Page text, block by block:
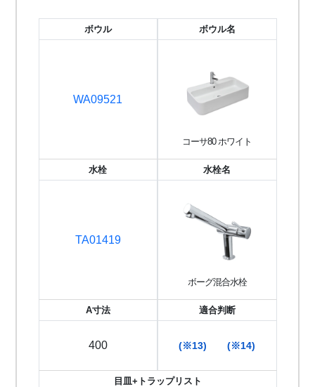
ボウル
WA09521
ボウル名
コーサ80 ホワイト
水栓
TA01419
水栓名
ボーグ混合水栓
A寸法
400
適合判断
(※13) (※14)
目皿+トラップリスト